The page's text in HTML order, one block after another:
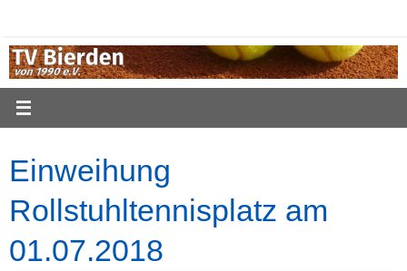
springen
Einweihung
Rollstuhltennisplatz am
01.07.2018